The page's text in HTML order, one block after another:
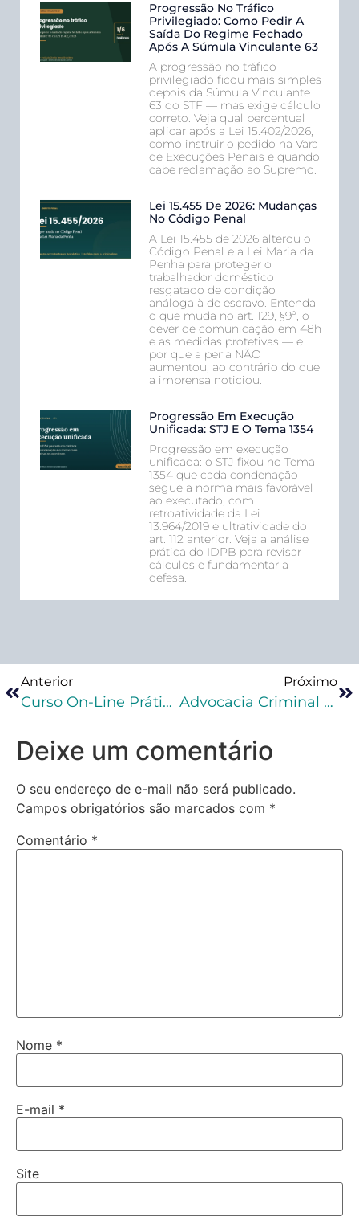
Progressão No Tráfico
Privilegiado: Como Pedir A
Saída Do Regime Fechado
Após A Súmula Vinculante 63
A progressão no tráfico
privilegiado ficou mais simples
depois da Súmula Vinculante
63 do STF — mas exige cálculo
correto. Veja qual percentual
aplicar após a Lei 15.402/2026,
como instruir o pedido na Vara
de Execuções Penais e quando
cabe reclamação ao Supremo.
Lei 15.455 De 2026: Mudanças
No Código Penal
A Lei 15.455 de 2026 alterou o
Código Penal e a Lei Maria da
Penha para proteger o
trabalhador doméstico
resgatado de condição
análoga à de escravo. Entenda
o que muda no art. 129, §9º, o
dever de comunicação em 48h
e as medidas protetivas — e
por que a pena NÃO
aumentou, ao contrário do que
a imprensa noticiou.
Progressão Em Execução
Unificada: STJ E O Tema 1354
Progressão em execução
unificada: o STJ fixou no Tema
1354 que cada condenação
segue a norma mais favorável
ao executado, com
retroatividade da Lei
13.964/2019 e ultratividade do
art. 112 anterior. Veja a análise
prática do IDPB para revisar
cálculos e fundamentar a
defesa.
Anterior
Curso On-Line Prática Na Execução Penal
Próximo
Advocacia Criminal Especializada Em Execução Penal
Deixe um comentário
O seu endereço de e-mail não será publicado.
Campos obrigatórios são marcados com *
Comentário *
Nome *
E-mail *
Site